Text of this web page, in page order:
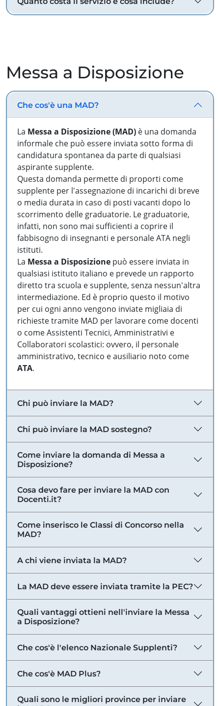
Messa a Disposizione
Che cos'è una MAD?
La Messa a Disposizione (MAD) è una domanda
informale che può essere inviata sotto forma di
candidatura spontanea da parte di qualsiasi
aspirante supplente.
Questa domanda permette di proporti come
supplente per l'assegnazione di incarichi di breve
o media durata in caso di posti vacanti dopo lo
scorrimento delle graduatorie. Le graduatorie,
infatti, non sono mai sufficienti a coprire il
fabbisogno di insegnanti e personale ATA negli
istituti.
La Messa a Disposizione può essere inviata in
qualsiasi istituto italiano e prevede un rapporto
diretto tra scuola e supplente, senza nessun'altra
intermediazione. Ed è proprio questo il motivo
per cui ogni anno vengono inviate migliaia di
richieste tramite MAD per lavorare come docenti
o come Assistenti Tecnici, Amministrativi e
Collaboratori scolastici: ovvero, il personale
amministrativo, tecnico e ausiliario noto come
ATA.
Chi può inviare la MAD?
Chi può inviare la MAD sostegno?
Come inviare la domanda di Messa a
Disposizione?
Cosa devo fare per inviare la MAD con
Docenti.it?
Come inserisco le Classi di Concorso nella
MAD?
A chi viene inviata la MAD?
La MAD deve essere inviata tramite la PEC?
Quali vantaggi ottieni nell'inviare la Messa
a Disposizione?
Che cos'è l'elenco Nazionale Supplenti?
Che cos'è MAD Plus?
Quali sono le migliori province per inviare